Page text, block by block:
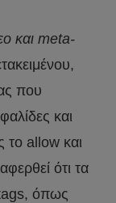
και meta-
που
και
το allow και
ότι τα
όπως